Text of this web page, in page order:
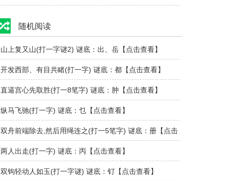
随机阅读
山上复又山(打一字谜2) 谜底：出、岳【点击查看】
开发西部、有目共睹(打一字) 谜底：都【点击查看】
直逼宫心先取胜(打一8笔字) 谜底：肿【点击查看】
纵马飞驰(打一字) 谜底：乜【点击查看】
双舟前端除去,然后用绳连之(打一5笔字) 谜底：册【点击
查看】..
两人出走(打一字) 谜底：丙【点击查看】
双钩轻动人如玉(打一字谜) 谜底：钌【点击查看】